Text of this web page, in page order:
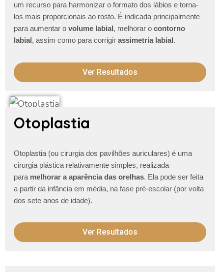
um recurso para harmonizar o formato dos lábios e torna-
los mais proporcionais ao rosto. É indicada principalmente
para aumentar o volume labial, melhorar o contorno
labial, assim como para corrigir assimetria labial.
Ver Resultados
Otoplastia
Otoplastia (ou cirurgia dos pavilhões auriculares) é uma
cirurgia plástica relativamente simples, realizada
para melhorar a aparência das orelhas. Ela pode ser feita
a partir da infância em média, na fase pré-escolar (por volta
dos sete anos de idade).
Ver Resultados